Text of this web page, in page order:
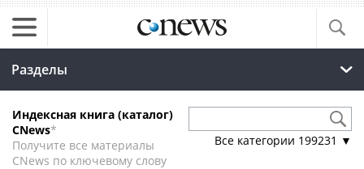
Разделы
Индексная книга (каталог)
CNews*
Получите все материалы
CNews по ключевому слову
Все категории 199231 ▼